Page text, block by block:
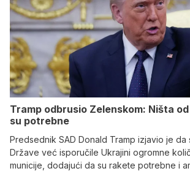
Tramp odbrusio Zelenskom: Ništa
su potrebne
Predsednik SAD Donald Tramp izjavio je da
Države već isporučile Ukrajini ogromne
municije, dodajući da su rakete potrebne i